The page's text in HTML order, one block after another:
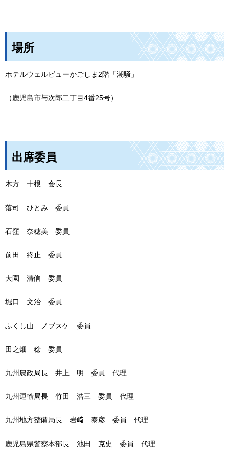
場所
ホテルウェルビューかごしま2階「潮騒」
（鹿児島市与次郎二丁目4番25号）
出席委員
木方 十根 会長
落司 ひとみ 委員
石窪 奈穂美 委員
前田 終止 委員
大園 清信 委員
堀口 文治 委員
ふくし山 ノ ブスケ 委員
田之畑 稔 委員
九州農政局長 井 上 明 委員 代理
九州運輸局長 竹田 浩三 委員 代理
九州地方整備局長 岩﨑 泰彦 委員 代理
鹿児島県警察本部長 池田 克史 委員 代理